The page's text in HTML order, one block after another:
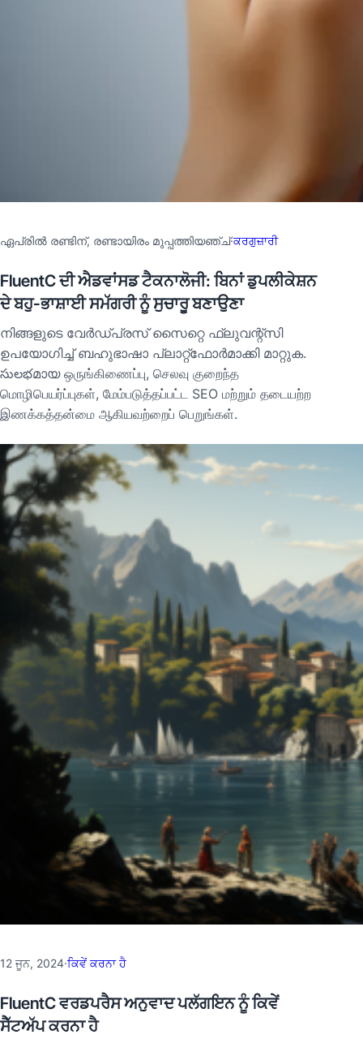
ഏപ്രില്‍ രണ്ടിന്, രണ്ടായിരം മുപ്പത്തിയഞ്ച്·ਕਰਗੁਜ਼ਾਰੀ
FluentC ਦੀ ਐਡਵਾਂਸਡ ਟੈਕਨਾਲੋਜੀ: ਬਿਨਾਂ ਡੁਪਲੀਕੇਸ਼ਨ
ਦੇ ਬਹੁ-ਭਾਸ਼ਾਈ ਸਮੱਗਰੀ ਨੂੰ ਸੁਚਾਰੂ ਬਣਾਉਣਾ
നിങ്ങളുടെ വേർഡ്പ്രസ് സൈറ്റെ ഫ്ലുവന്റ്സി
ഉപയോഗിച്ച് ബഹുഭാഷാ പ്ലാറ്റ്‌ഫോർമാക്കി മാറ്റുക.
సులభമായ ஒருங்கிணைப்பு, செலவு குறைந்த
மொழிபெயர்ப்புகள், மேம்படுத்தப்பட்ட SEO மற்றும் தடையற்ற
இணக்கத்தன்மை ஆகியவற்றைப் பெறுங்கள்.
12 ਜੂਨ, 2024·ਕਿਵੇਂ ਕਰਨਾ ਹੈ
FluentC ਵਰਡਪਰੈਸ ਅਨੁਵਾਦ ਪਲੱਗਇਨ ਨੂੰ ਕਿਵੇਂ
ਸੈੱਟਅੱਪ ਕਰਨਾ ਹੈ